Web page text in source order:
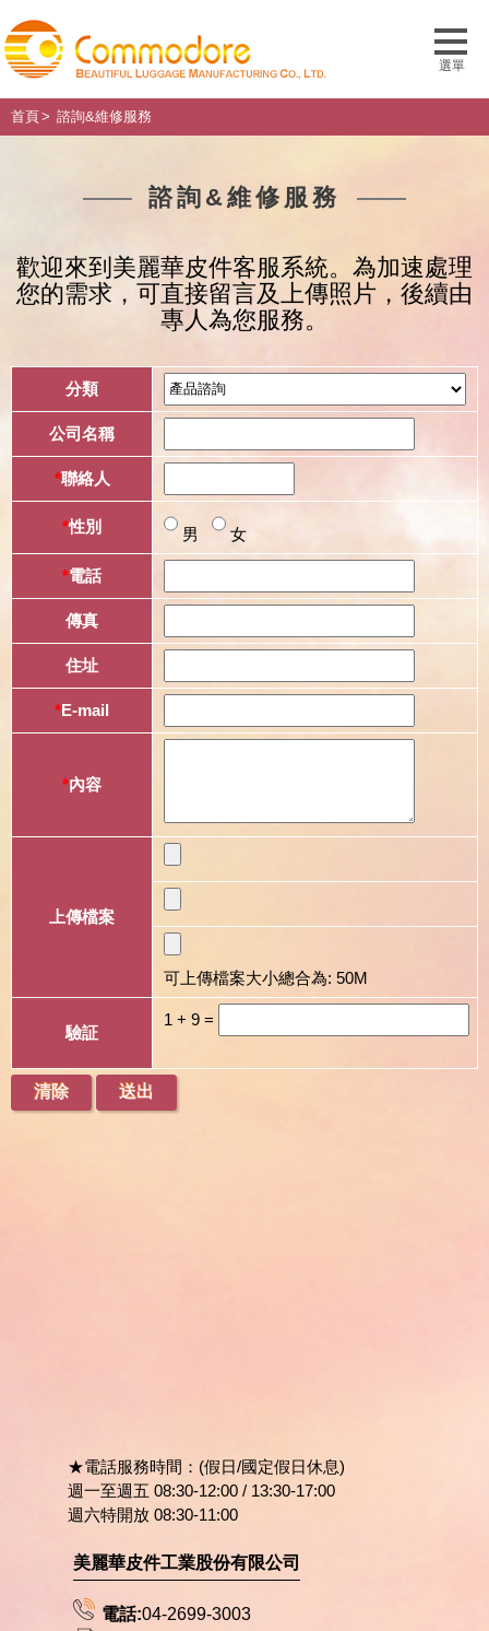
首頁 諮詢&維修服務
諮詢&維修服務
歡迎來到美麗華皮件客服系統。為加速處理
您的需求，可直接留言及上傳照片，後續由
專人為您服務。
分類
公司名稱
*聯絡人
*性別 男 女
*電話
傳真
住址
*E-mail
*內容
上傳檔案
可上傳檔案大小總合為: 50M
驗証
1 + 9 =
★電話服務時間：(假日/國定假日休息)
週一至週五 08:30-12:00 / 13:30-17:00
週六特開放 08:30-11:00
美麗華皮件工業股份有限公司
電話:04-2699-3003